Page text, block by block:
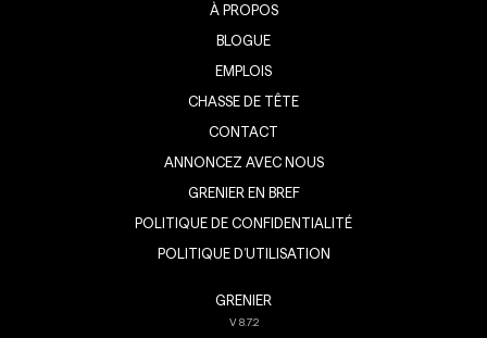
À PROPOS
BLOGUE
EMPLOIS
CHASSE DE TÊTE
CONTACT
ANNONCEZ AVEC NOUS
GRENIER EN BREF
POLITIQUE DE CONFIDENTIALITÉ
POLITIQUE D’UTILISATION
GRENIER
V8.7.2